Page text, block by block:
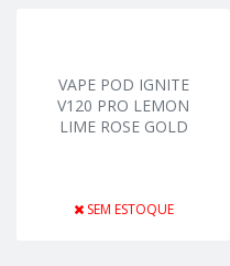
VAPE POD IGNITE
V120 PRO LEMON
LIME ROSE GOLD
SEM ESTOQUE